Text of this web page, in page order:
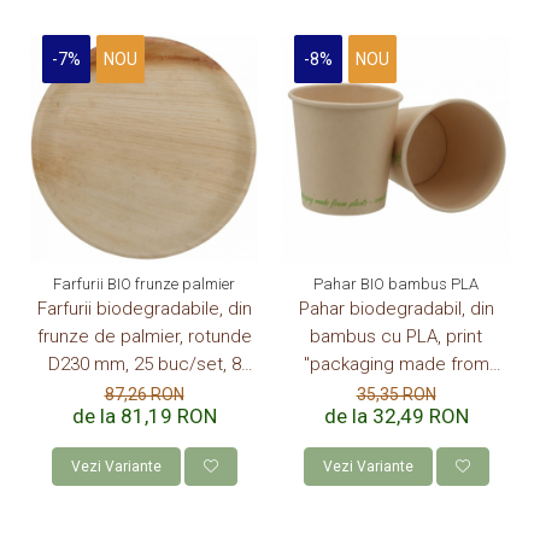
-7% NOU
Farfurii BIO frunze palmier
Farfurii biodegradabile, din
frunze de palmier, rotunde
D230 mm, 25 buc/set, 8
set/bax, 200 buc/bax
87,26 RON
de la 81,19 RON
Vezi Variante
-8% NOU
Pahar BIO bambus PLA
Pahar biodegradabil, din
bambus cu PLA, print
"packaging made from
plants" 4Oz-120 ml, 50
buc/set, 20 set/bax, 1000
buc/bax
35,35 RON
de la 32,49 RON
Vezi Variante